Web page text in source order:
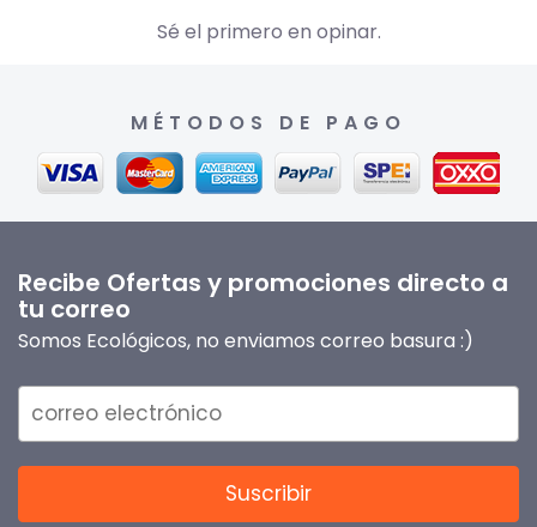
Sé el primero en opinar.
MÉTODOS DE PAGO
Recibe Ofertas y promociones directo a
tu correo
Somos Ecológicos, no enviamos correo basura :)